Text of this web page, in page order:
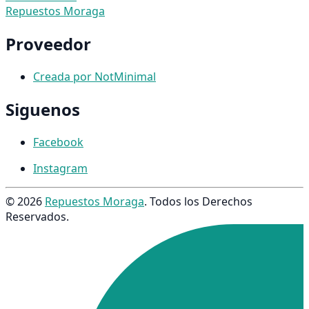
Repuestos Moraga
Proveedor
Creada por NotMinimal
Siguenos
Facebook
Instagram
© 2026 Repuestos Moraga. Todos los Derechos
Reservados.